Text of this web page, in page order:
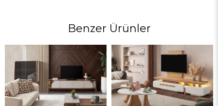
Benzer Ürünler